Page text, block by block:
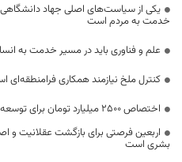
یکی از سیاست‌های اصلی جهاد
خدمت به مردم است
علم و فناوری باید در مسیر خدمت به
کنترل ملخ نیازمند همکاری فرامنطقه‌ای
اختصاص 2500 میلیارد تومان برای توسعه راه‌های دوبانده خراسان جنوبی
اربعین فرصتی برای بازگشت عقلانیت
بشری است